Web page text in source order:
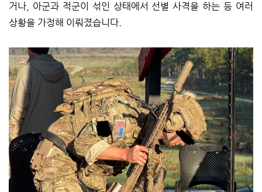
거나, 아군과 적군이 섞인 상태에서 선별 사격을 하는 등 여러
상황을 가정해 이뤄졌습니다.